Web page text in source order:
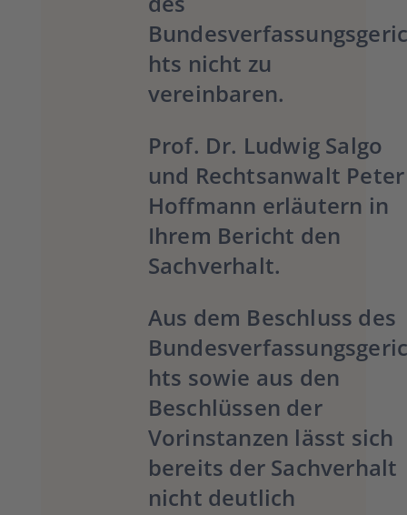
hts nicht zu
vereinbaren.
Prof. Dr. Ludwig Salgo
und Rechtsanwalt Peter
Hoffmann erläutern in
Ihrem Bericht den
Sachverhalt.
Aus dem Beschluss des
hts sowie aus den
Beschlüssen der
Vorinstanzen lässt sich
bereits der Sachverhalt
nicht deutlich